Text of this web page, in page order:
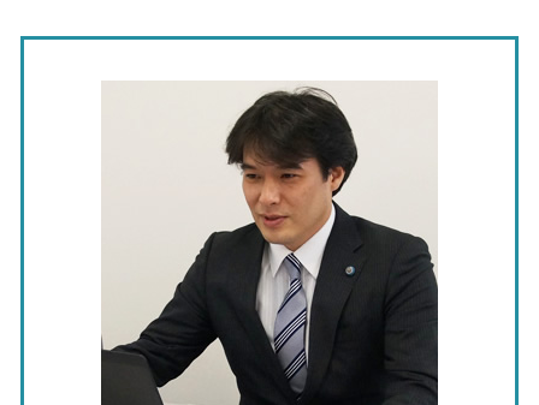
株 確定申告
法人決算 申告期限
税金対策 フリーランス
確定申告 領収書 ない 個人
事業承継税制 特例承継計画
中期経営計画 とは
中期経営計画 作り方
中小企業 経営計画
個人事業主 法人化
記帳代行 税理士 相談 瀬戸市
事業承継 税理士 相談 東海市
銀行対策 税理士 相談 三重県
事業承継 税理士 相談 三重県
記帳代行 税理士 相談 愛知県
税務相談 税理士 春日井市
経営計画 税理士 相談 春日井市
税務調査 税理士 相談 瀬戸市
資金繰り 税理士 相談 春日井市
資金繰り 税理士 相談 愛知県
税務調査 税理士 相談 岐阜県
税務調査 税理士 相談 北名古屋市